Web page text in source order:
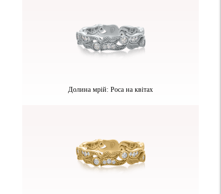
Долина мрій: Роса на квітах